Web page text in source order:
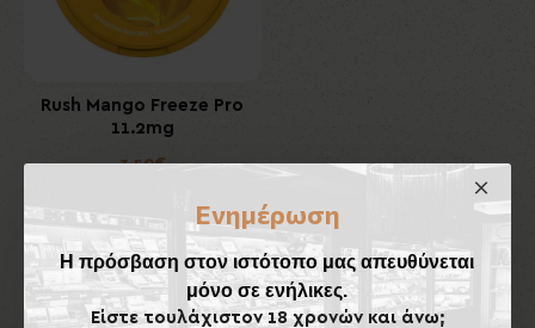
Ενημέρωση
Η πρόσβαση στον ιστότοπο μας απευθύνεται
μόνο σε ενήλικες.
Είστε τουλάχιστον 18 χρονών και άνω;
Rush Mango Freeze Pro
11.2mg
3,50€
Καλάθι
Έχετε φτάσει στο τέλος της λίστας.